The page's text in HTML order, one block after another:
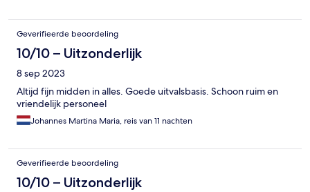
Geverifieerde beoordeling
10/10 – Uitzonderlijk
8 sep 2023
Altijd fijn midden in alles. Goede uitvalsbasis. Schoon ruim en
vriendelijk personeel
Johannes Martina Maria, reis van 11 nachten
Geverifieerde beoordeling
10/10 – Uitzonderlijk